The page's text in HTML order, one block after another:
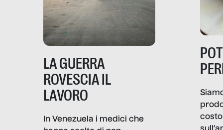
LA GUERRA
ROVESCIA IL
LAVORO
In Venezuela i medici che